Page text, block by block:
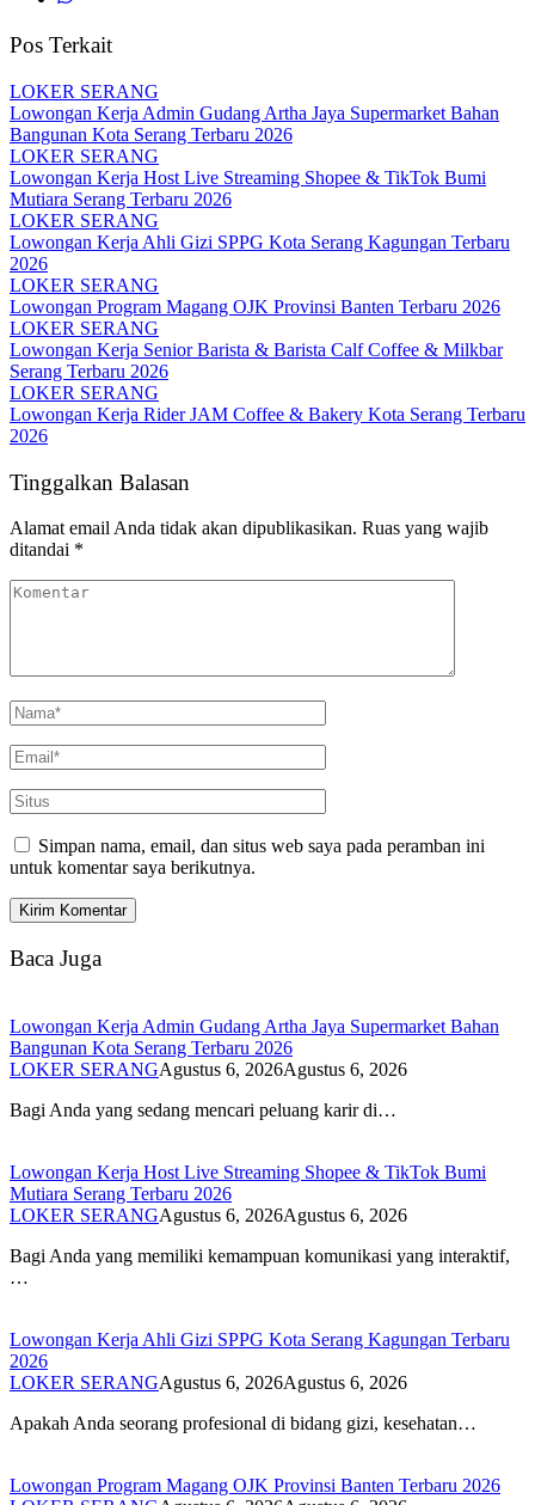
Pos Terkait
LOKER SERANG
Lowongan Kerja Admin Gudang Artha Jaya Supermarket Bahan
Bangunan Kota Serang Terbaru 2026
LOKER SERANG
Lowongan Kerja Host Live Streaming Shopee & TikTok Bumi
Mutiara Serang Terbaru 2026
LOKER SERANG
Lowongan Kerja Ahli Gizi SPPG Kota Serang Kagungan Terbaru
2026
LOKER SERANG
Lowongan Program Magang OJK Provinsi Banten Terbaru 2026
LOKER SERANG
Lowongan Kerja Senior Barista & Barista Calf Coffee & Milkbar
Serang Terbaru 2026
LOKER SERANG
Lowongan Kerja Rider JAM Coffee & Bakery Kota Serang Terbaru
2026
Tinggalkan Balasan
Alamat email Anda tidak akan dipublikasikan. Ruas yang wajib
ditandai *
Simpan nama, email, dan situs web saya pada peramban ini
untuk komentar saya berikutnya.
Baca Juga
Lowongan Kerja Admin Gudang Artha Jaya Supermarket Bahan
Bangunan Kota Serang Terbaru 2026
LOKER SERANGAgustus 6, 2026Agustus 6, 2026
Bagi Anda yang sedang mencari peluang karir di…
Lowongan Kerja Host Live Streaming Shopee & TikTok Bumi
Mutiara Serang Terbaru 2026
LOKER SERANGAgustus 6, 2026Agustus 6, 2026
Bagi Anda yang memiliki kemampuan komunikasi yang interaktif,
…
Lowongan Kerja Ahli Gizi SPPG Kota Serang Kagungan Terbaru
2026
LOKER SERANGAgustus 6, 2026Agustus 6, 2026
Apakah Anda seorang profesional di bidang gizi, kesehatan…
Lowongan Program Magang OJK Provinsi Banten Terbaru 2026